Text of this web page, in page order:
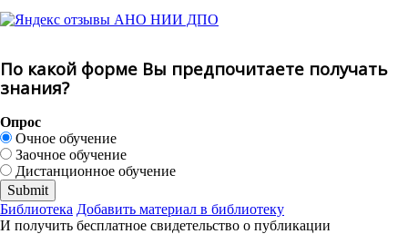
По какой форме Вы предпочитаете получать
знания?
Опрос
Очное обучение
Заочное обучение
Дистанционное обучение
Библиотека Добавить материал в библиотеку
И получить бесплатное свидетельство о публикации